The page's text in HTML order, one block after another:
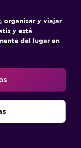
organizar y viajar
y está
del lugar en